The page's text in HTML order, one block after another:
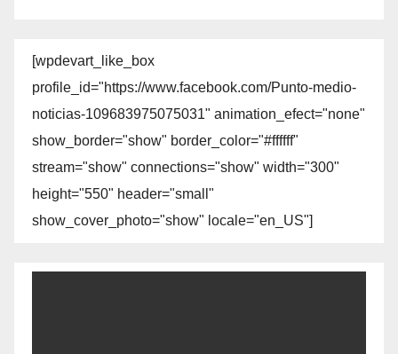
[wpdevart_like_box
profile_id="https://www.facebook.com/Punto-medio-
noticias-109683975075031" animation_efect="none"
show_border="show" border_color="#ffffff"
stream="show" connections="show" width="300"
height="550" header="small"
show_cover_photo="show" locale="en_US"]